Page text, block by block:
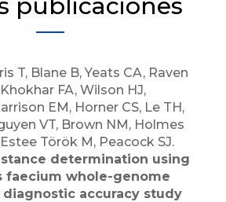
publicaciones
T, Blane B, Yeats CA, Raven
FA, Wilson HJ,
EM, Horner CS, Le TH,
VT, Brown NM, Holmes
Török M, Peacock SJ.
determination using
faecium whole-genome
diagnostic accuracy study